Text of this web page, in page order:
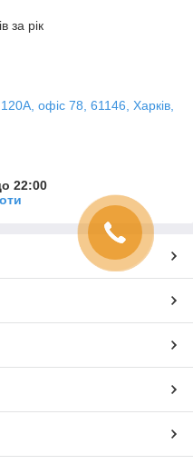
за рік
офіс 78, 61146, Харків,
22:00